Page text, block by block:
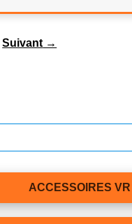
Suivant →
ACCESSOIRES VR